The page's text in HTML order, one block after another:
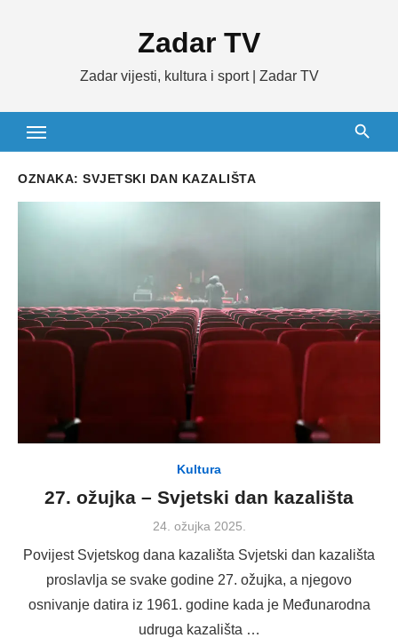
Zadar TV
Zadar vijesti, kultura i sport | Zadar TV
OZNAKA: SVJETSKI DAN KAZALIŠTA
Kultura
27. ožujka – Svjetski dan kazališta
Posted
24. ožujka 2025.
Povijest Svjetskog dana kazališta Svjetski dan kazališta
proslavlja se svake godine 27. ožujka, a njegovo
osnivanje datira iz 1961. godine kada je Međunarodna
udruga kazališta …